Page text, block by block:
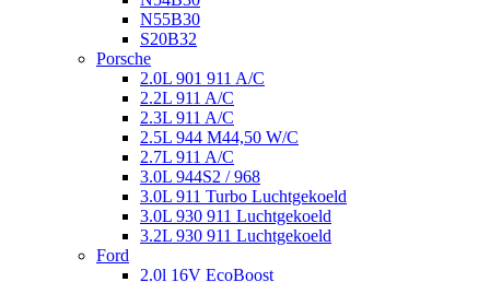
N55B30
S20B32
Porsche
2.0L 901 911 A/C
2.2L 911 A/C
2.3L 911 A/C
2.5L 944 M44,50 W/C
2.7L 911 A/C
3.0L 944S2 / 968
3.0L 911 Turbo Luchtgekoeld
3.0L 930 911 Luchtgekoeld
3.2L 930 911 Luchtgekoeld
Ford
2.0l 16V EcoBoost